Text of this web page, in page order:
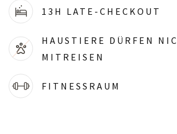
13H LATE-CHECKOUT
HAUSTIERE DÜRFEN
MITREISEN
FITNESSRAUM